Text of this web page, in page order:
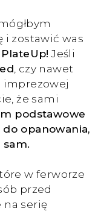
i zostawić was
PlateUp! Jeśli
, czy nawet
że sami
podstawowe
opanowania,
sam.
w ferworze
przed
na serię